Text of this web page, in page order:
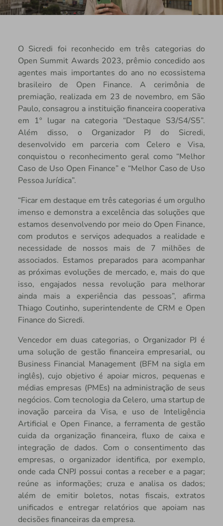
O Sicredi foi reconhecido em três categorias do
Open Summit Awards 2023, prêmio concedido aos
agentes mais importantes do ano no ecossistema
brasileiro de Open Finance. A cerimônia de
premiação, realizada em 23 de novembro, em São
Paulo, consagrou a instituição financeira cooperativa
em 1º lugar na categoria “Destaque S3/S4/S5”.
Além disso, o Organizador PJ do Sicredi,
desenvolvido em parceria com Celero e Visa,
conquistou o reconhecimento geral como “Melhor
Caso de Uso Open Finance” e “Melhor Caso de Uso
Pessoa Jurídica”.
“Ficar em destaque em três categorias é um orgulho
imenso e demonstra a excelência das soluções que
estamos desenvolvendo por meio do Open Finance,
com produtos e serviços adequados a realidade e
necessidade de nossos mais de 7 milhões de
associados. Estamos preparados para acompanhar
as próximas evoluções de mercado, e, mais do que
isso, engajados nessa revolução para melhorar
ainda mais a experiência das pessoas”, afirma
Thiago Coutinho, superintendente de CRM e Open
Finance do Sicredi.
Vencedor em duas categorias, o Organizador PJ é
uma solução de gestão financeira empresarial, ou
Business Financial Management (BFM na sigla em
inglês), cujo objetivo é apoiar micros, pequenas e
médias empresas (PMEs) na administração de seus
negócios. Com tecnologia da Celero, uma startup de
inovação parceira da Visa, e uso de Inteligência
Artificial e Open Finance, a ferramenta de gestão
cuida da organização financeira, fluxo de caixa e
integração de dados. Com o consentimento das
empresas, o organizador identifica, por exemplo,
onde cada CNPJ possui contas a receber e a pagar;
reúne as informações; cruza e analisa os dados;
além de emitir boletos, notas fiscais, extratos
unificados e entregar relatórios que apoiam nas
decisões financeiras da empresa.